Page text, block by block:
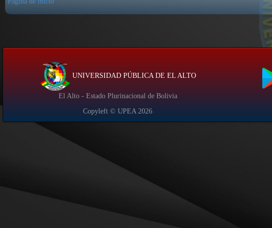
UNIVERSIDAD PÚBLICA DE EL ALTO
El Alto - Estado Plurinacional de Bolivia
Copyleft © UPEA2026